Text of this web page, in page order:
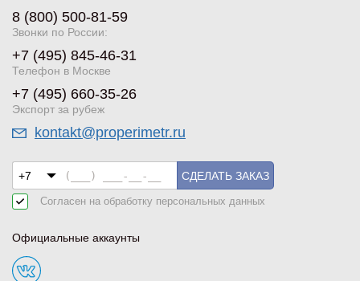
8 (800) 500-81-59
Звонки по России:
+7 (495) 845-46-31
Телефон в Москве
+7 (495) 660-35-26
Экспорт за рубеж
kontakt@properimetr.ru
СДЕЛАТЬ ЗАКАЗ
Согласен на обработку персональных данных
Официальные аккаунты